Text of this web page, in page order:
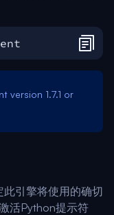
version 1.7.1 or
引擎将使用的确切
活Python提示符